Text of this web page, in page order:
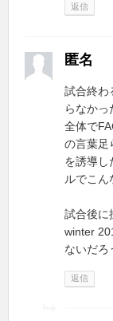
返信
匿名
試合終わ
らなか
全体で
の言葉足
を誘導し
ルでこん
試合後に
winter
ないだろ
返信